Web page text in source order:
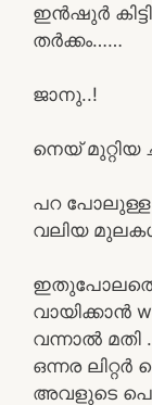
ഇൻഷുർ
തർക്കം……
ജാനു..!
നെയ് മുറ്റിയ
പറ പോലുള്ള
വലിയ
വായിക്കാൻ
വന്നാൽ മതി
ഒന്നര ലിറ്റർ
അവളുടെ